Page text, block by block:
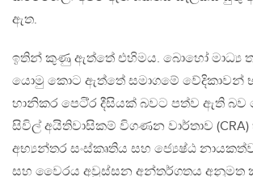
ඇත.
ඉතින් කුණු ඇත්තේ එහිමය. බොහෝ මාධ්‍ය
යොමු කොට ඇත්තේ සමාගමේ වේදිකාවන්
හානිකර පෙටි‍්‍ර දීසියක් බවට පත්ව ඇති
සිවිල් අයිතිවාසිකම් විගණන වාර්තාව (CRA)
අභ්‍යන්තර සංස්කෘතිය සහ ජ්‍යෙෂ්ඨ
සහ වෛරය අවුස්සන අන්තර්ගතය අනුමත